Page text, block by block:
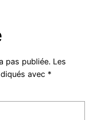
pas publiée. Les
avec *